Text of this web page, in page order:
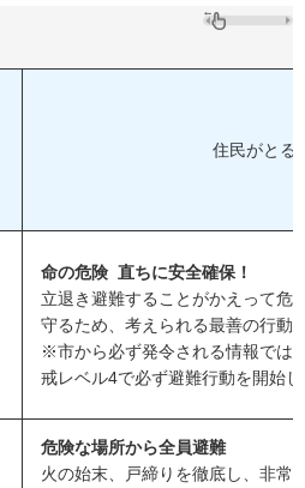
住民がとる
命の危険 直ちに安全確保！
立退き避難することがかえって危
守るため、考えられる最善の行動
※市から必ず発令される情報では
戒レベル4で必ず避難行動を開始
危険な場所から全員避難
火の始末、戸締りを徹底し、非常